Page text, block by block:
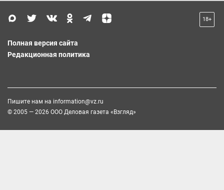
18+
Полная версия сайта
Редакционная политика
Пишите нам на information@vz.ru
© 2005 — 2026 ООО Деловая газета «Взгляд»